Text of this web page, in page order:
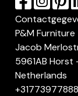
P&M Furniture
Jacob
5961AB Horst
Netherlands
+31773977888